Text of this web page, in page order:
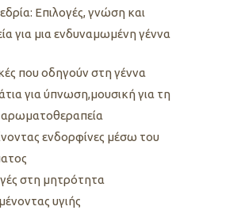
Επιλογές, γνώση και
για μια ενδυναμωμένη γέννα
που οδηγούν στη γέννα
για ύπνωση,μουσική για τη
αρωματοθεραπεία
ενδορφίνες μέσω του
στη μητρότητα
υγιής